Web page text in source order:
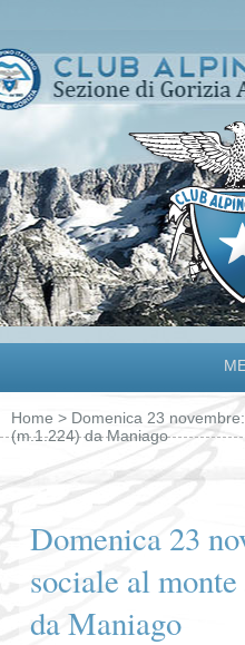
Home > Domenica 23
(m.1.224) da Maniago
Domenica 23
sociale al
da Maniago